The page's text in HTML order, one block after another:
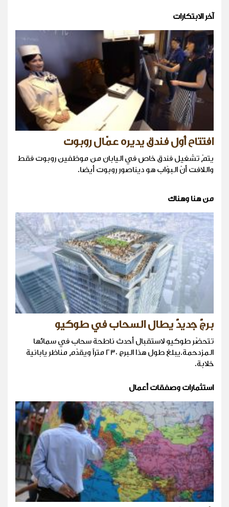
آخر الابتكارات
افتتاح أول فندق يديره عمّال روبوت
يتمّ تشغيل فندق خاص في اليابان من موظفين روبوت فقط
واللافت أنّ البوّاب هو ديناصور روبوت أيضا.
من هنا وهناك
برجٌ جديدٌ يطال السحاب في طوكيو
تتحضّر طوكيو لاستقبال أحدث ناطحة سحاب في سمائها
المزدحمة.يبلغ طول هذا البرج ٢٣٠ متراً ويقدّم مناظر يابانية
خلابة.
استثمارات وصفقات أعمال